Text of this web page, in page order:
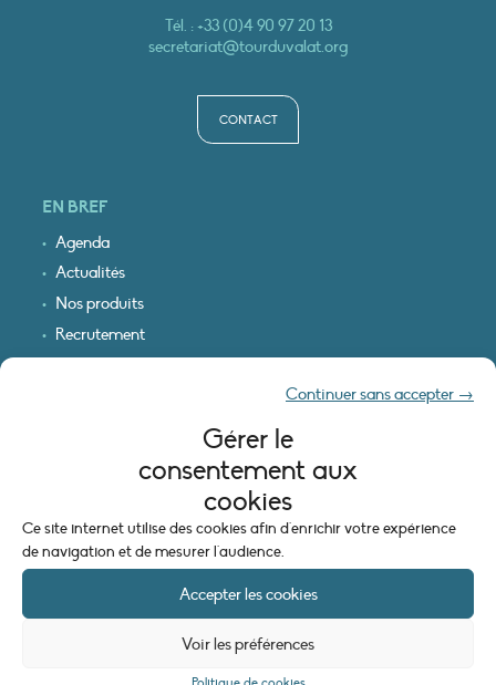
Gérer le
consentement aux
cookies
Ce site internet utilise des cookies afin d'enrichir votre expérience
de navigation et de mesurer l'audience.
Accepter les cookies
Continuer sans accepter →
Voir les préférences
Tél. :+33 (0)4 90 97 20 13
secretariat@tourduvalat.org
CONTACT
EN BREF
Agenda
Actualités
Nos produits
Recrutement
Recevoir nos infos
INFORMATIONS LÉGALES
Mentions légales
Politique de cookies (UE)